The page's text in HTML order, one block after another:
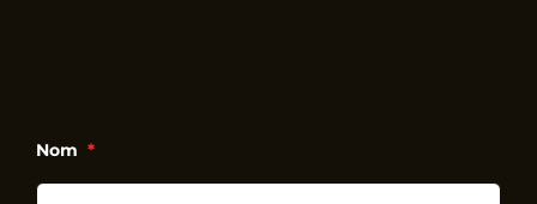
Nom *